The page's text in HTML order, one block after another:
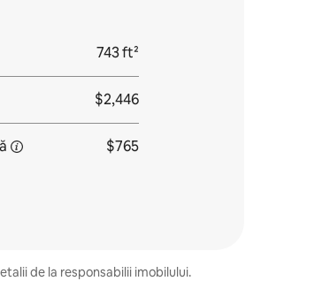
743 ft²
$2,446
$765
de la responsabilii imobilului.